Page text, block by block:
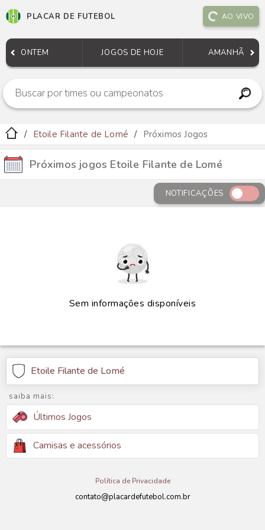
PLACAR DE FUTEBOL AO VIVO
ONTEM JOGOS DE HOJE AMANHÃ
Etoile Filante de Lomé Próximos Jogos
Próximos jogos Etoile Filante de Lomé
NOTIFICAÇÕES
Sem informações disponíveis
Etoile Filante de Lomé
saiba mais:
Últimos Jogos
Camisas e acessórios
Política de Privacidade
contato@placardefutebol.com.br